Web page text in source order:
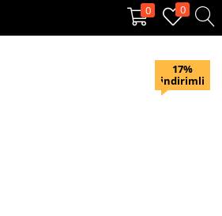
0 0
KAYIT OL
17%
indirimli